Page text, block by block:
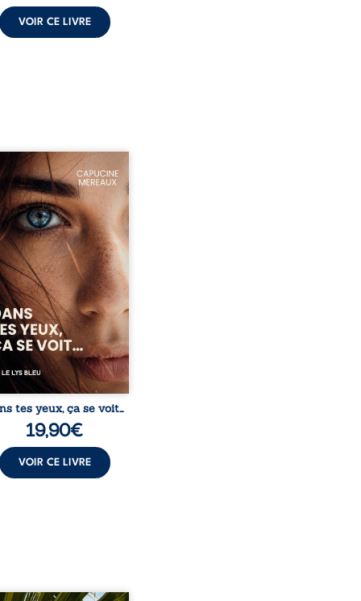
VOIR CE LIVRE
ans, Violette peine à
sa place dans la
Entre timidité,
et peur du
elle avance avec le
d’être différente,
comprendre pleinement
l’habite. Sa rencontre
Louise bouleverse ses
et fait naître en elle
émotions longtemps
Des années plus
alors qu’elle s’apprête à ...
tes yeux, ça se voit…
19,90€
VOIR CE LIVRE